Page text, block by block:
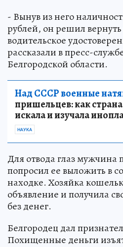
- Вынув из него
рублей, он решил
водительское
рассказали в пресс-
Белгородской области.
Над СССР военные
пришельцев: как страна
искала и изучала
НАУКА
Для отвода глаз мужчина
попросил ее выложить в
находке. Хозяйка
объявление и получила
без денег.
Белгородец дал
Похищенные деньги